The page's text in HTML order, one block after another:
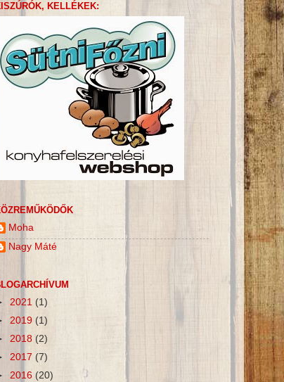
KELLÉKEK:
Moha
Nagy Máté
2021 (1)
2019 (1)
2018 (2)
2017 (7)
2016 (20)